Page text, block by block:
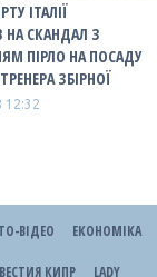
ІТАЛІЇ
НА СКАНДАЛ З
ПІРЛО НА ПОСАДУ
ЗБІРНОЇ
12:32
ВІДЕО ЕКОНОМІКА
КИПР LADY